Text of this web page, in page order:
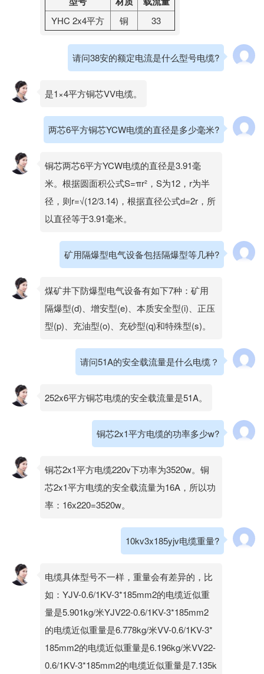
YHC 2x4平方 铜 33
请问38安的额定电流是什么型号电缆?
是1×4平方铜芯VV电缆。
两芯6平方铜芯YCW电缆的直径是多少毫米?
铜芯两芯6平方YCW电缆的直径是3.91毫
米。根据圆面积公式S=πr²，S为12，r为半
径，则r=√(12/3.14)，根据直径公式d=2r，所
以直径等于3.91毫米。
矿用隔爆型电气设备包括隔爆型等几种?
煤矿井下防爆型电气设备有如下7种：矿用
隔爆型(d)、增安型(e)、本质安全型(i)、正压
型(p)、充油型(o)、充砂型(q)和特殊型(s)。
请问51A的安全载流量是什么电缆？
252x6平方铜芯电缆的安全载流量是51A。
铜芯2x1平方电缆的功率多少w?
铜芯2x1平方电缆220v下功率为3520w。铜
芯2x1平方电缆的安全载流量为16A，所以功
率：16x220=3520w。
10kv3x185yjv电缆重量?
电缆具体型号不一样，重量会有差异的，比
如：YJV-0.6/1KV-3*185mm2的电缆近似重
量是5.901kg/米YJV22-0.6/1KV-3*185mm2
的电缆近似重量是6.778kg/米VV-0.6/1KV-3*
185mm2的电缆近似重量是6.196kg/米VV22-
0.6/1KV-3*185mm2的电缆近似重量是7.135k